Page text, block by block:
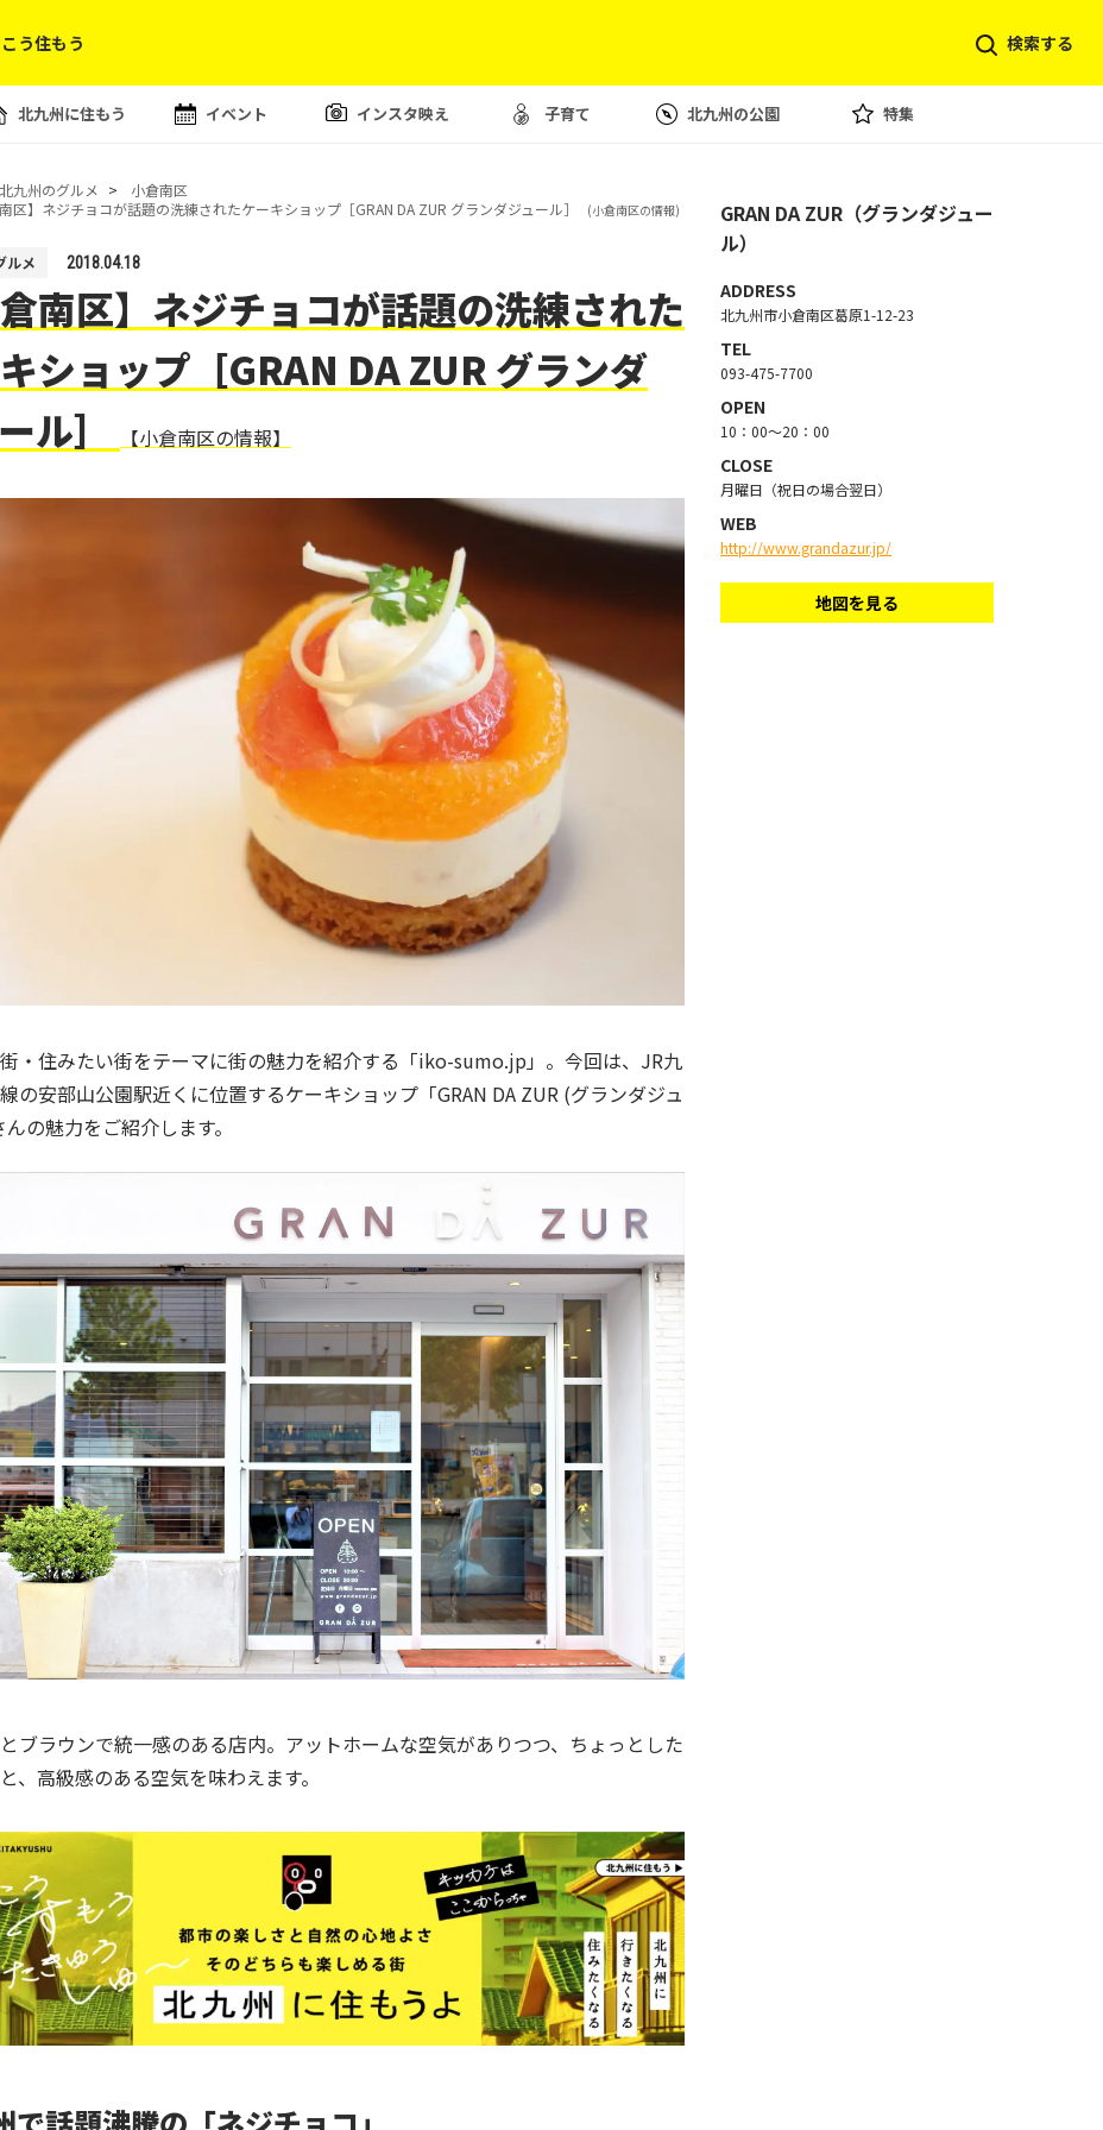
う住もう 検索する
北九州に住もう イベント インスタ映え 子育て 北九州の公園 特集
北九州のグルメ
小倉南区
南区】ネジチョコが話題の洗練されたケーキショップ［GRAN DA ZUR グランダジュール］
(小倉南区の情報)
ルメ 2018.04.18
倉南区】ネジチョコが話題の洗練された
ショップ［GRAN DA ZUR グランダ
ル］
【小倉南区の情報】
・住みたい街をテーマに街の魅力を紹介する「iko-sumo.jp」。今回は、JR九
の安部山公園駅近くに位置するケーキショップ「GRAN DA ZUR (グランダジュ
の魅力をご紹介します。
ブラウンで統一感のある店内。アットホームな空気がありつつ、ちょっとした
、高級感のある空気を味わえます。
GRAN DA ZUR（グランダジュー
ル）
ADDRESS
北九州市小倉南区葛原1-12-23
TEL
093-475-7700
OPEN
10：00～20：00
CLOSE
月曜日（祝日の場合翌日）
WEB
http://www.grandazur.jp/
地図を見る